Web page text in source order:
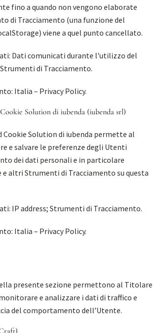
fino a quando non vengono elaborate
di Tracciamento (una funzione del
viene a quel punto cancellato.
Dati comunicati durante l'utilizzo del
di Tracciamento.
Italia – Privacy Policy.
Solution di iubenda (iubenda srl)
Cookie Solution di iubenda permette al
e salvare le preferenze degli Utenti
dei dati personali e in particolare
altri Strumenti di Tracciamento su questa
IP address; Strumenti di Tracciamento.
Italia – Privacy Policy.
presente sezione permettono al Titolare
e analizzare i dati di traffico e
del comportamento dell’Utente.